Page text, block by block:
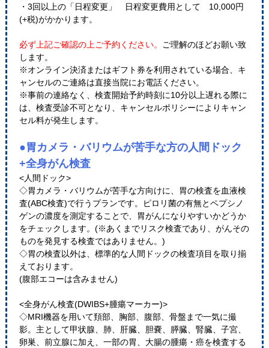
・3回以上の「日程変更」 日程変更費用として 10,000円
(+税)がかかります。
必ず上記ご確認の上ご予約ください。 ご理解のほどお願い致
します。
※オンライン決済またはギフト券を利用されている場合、キ
ャンセルのご連絡は直接当院にお電話ください。
※事前の連絡なく、検査開始予約時刻に10分以上遅れる際に
は、検査受診不可となり、キャンセルポリシーによりキャン
セル料が発生します。
●胃カメラ・バリウムが苦手な方の人間ドック
+全身がん検査
<人間ドック>
◇胃カメラ・バリウムが苦手な方向けに、胃の検査を血液検
査(ABC検査)で行うプランです。ピロリ菌の有無とペプシノ
ゲンの濃度を測定することで、胃がんになりやすいかどうか
をチェックします。(※あくまでリスク検査であり、がんその
ものを発見する検査ではありません。)
◇胃の検査以外は、標準的な人間ドックの検査項目を取り揃
えております。
(腹部エコーは含みません)
<全身がん検査(DWIBS+腫瘍マーカー)>
◇MRI機器を用いて頚部、胸部、腹部、骨盤まで一気に撮
影。主として甲状腺、肺、肝臓、胆嚢、膵臓、腎臓、子宮、
卵巣、前立腺に加え、一部の胃、大腸の腫瘍・癌を検査する